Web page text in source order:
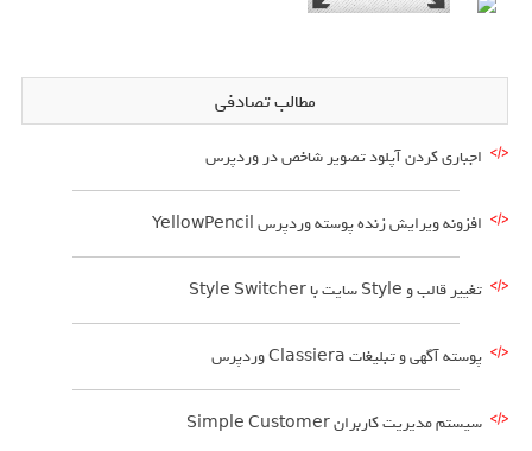
مطالب تصادفی
اجباری کردن آپلود تصویر شاخص در وردپرس
افزونه ویرایش زنده پوسته وردپرس YellowPencil
تغییر قالب و Style سایت با Style Switcher
پوسته آگهی و تبلیغات Classiera وردپرس
سیستم مدیریت کاربران Simple Customer